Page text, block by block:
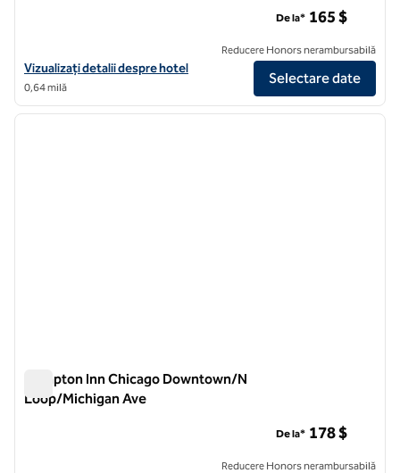
Vizualizați detaliile hotelului Hilton Garden Inn Chicago Downtown
Vizualizați detalii despre hotel
0,64 milă
De la* 165 $
Reducere Honors nerambursabilă
Selectare date
1/12
1 din 12
Hampton Inn Chicago Downtown/N
Loop/Michigan Ave
De la* 178 $
Reducere Honors nerambursabilă